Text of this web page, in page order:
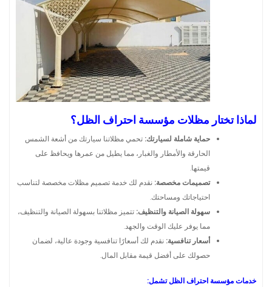
لماذا تختار مظلات مؤسسة احتراف الظل؟
حماية شاملة لسيارتك: تحمي مظلاتنا سيارتك من أشعة الشمس
الحارقة والأمطار والغبار، مما يطيل من عمرها ويحافظ على
قيمتها.
تصميمات مخصصة: نقدم لك خدمة تصميم مظلات مخصصة لتناسب
احتياجاتك ومساحتك.
سهولة الصيانة والتنظيف: تتميز مظلاتنا بسهولة الصيانة والتنظيف،
مما يوفر عليك الوقت والجهد.
أسعار تنافسية: نقدم لك أسعارًا تنافسية وجودة عالية، لضمان
حصولك على أفضل قيمة مقابل المال.
خدمات مؤسسة احتراف الظل تشمل: